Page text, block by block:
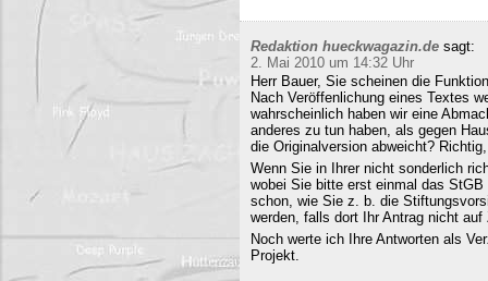
Redaktion hueckwagazin.de sagt:
2. Mai 2010 um 14:32 Uhr
Herr Bauer, Sie scheinen die
Nach Veröffenlichung eines Textes
wahrscheinlich haben wir eine
anderes zu tun haben, als gegen
die Originalversion abweicht?
Wenn Sie in Ihrer nicht sonderlich
wobei Sie bitte erst einmal das
schon, wie Sie z. b. die
werden, falls dort Ihr Antrag nicht
Noch werte ich Ihre Antworten als
Projekt.